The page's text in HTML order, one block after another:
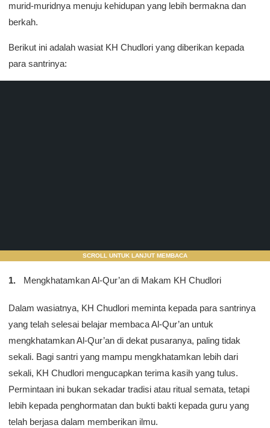
murid-muridnya menuju kehidupan yang lebih bermakna dan
berkah.
Berikut ini adalah wasiat KH Chudlori yang diberikan kepada
para santrinya:
SCROLL UNTUK LANJUT MEMBACA
Mengkhatamkan Al-Qur’an di Makam KH Chudlori
Dalam wasiatnya, KH Chudlori meminta kepada para santrinya
yang telah selesai belajar membaca Al-Qur’an untuk
mengkhatamkan Al-Qur’an di dekat pusaranya, paling tidak
sekali. Bagi santri yang mampu mengkhatamkan lebih dari
sekali, KH Chudlori mengucapkan terima kasih yang tulus.
Permintaan ini bukan sekadar tradisi atau ritual semata, tetapi
lebih kepada penghormatan dan bukti bakti kepada guru yang
telah berjasa dalam memberikan ilmu.